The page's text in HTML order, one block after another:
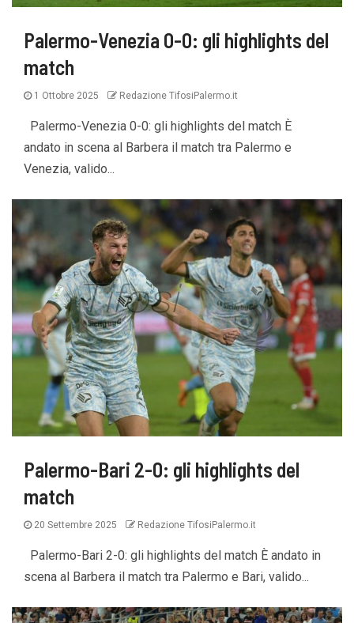
Palermo-Venezia 0-0: gli highlights del
match
1 Ottobre 2025 Redazione TifosiPalermo.it
Palermo-Venezia 0-0: gli highlights del match È
andato in scena al Barbera il match tra Palermo e
Venezia, valido...
Palermo-Bari 2-0: gli highlights del
match
20 Settembre 2025 Redazione TifosiPalermo.it
Palermo-Bari 2-0: gli highlights del match È andato in
scena al Barbera il match tra Palermo e Bari, valido...